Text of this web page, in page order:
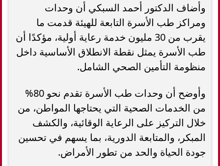
وأضاف الدكتور أحمد السبكي أن وحدات
ومراكز طب الأسرة التابعة للهيئة قدمت ما
يقرب من 30 مليون خدمة رعاية أولية، مؤكدًا أن
طب الأسرة يمثل نقطة الانطلاق الأساسية داخل
منظومة التأمين الصحي الشامل.
وأوضح أن وحدات طب الأسرة تقدم نحو 80%
من الخدمات الصحية التي يحتاجها المواطن، من
خلال التركيز على الرعاية الوقائية، والكشف
المبكر، والمتابعة الدورية، بما يسهم في تحسين
جودة الحياة والحد من تطور الأمراض.